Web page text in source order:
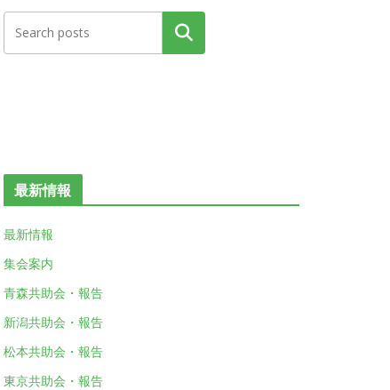
検索
最新情報
最新情報
集会案内
青森共助会・報告
新潟共助会・報告
松本共助会・報告
東京共助会・報告